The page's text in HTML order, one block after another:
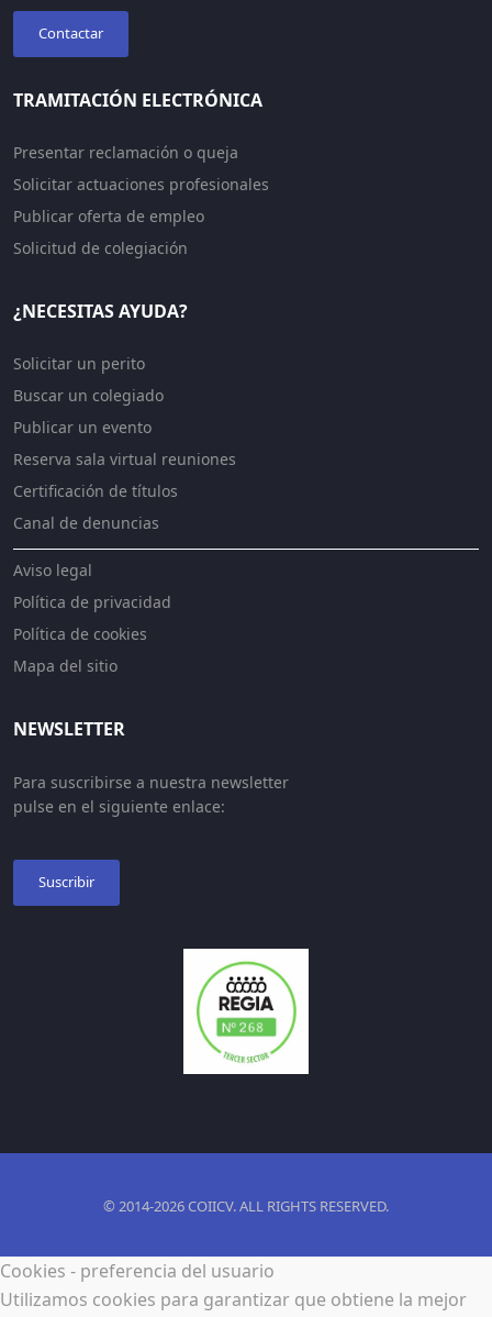
Contactar
TRAMITACIÓN ELECTRÓNICA
Presentar reclamación o queja
Solicitar actuaciones profesionales
Publicar oferta de empleo
Solicitud de colegiación
¿NECESITAS AYUDA?
Solicitar un perito
Buscar un colegiado
Publicar un evento
Reserva sala virtual reuniones
Certificación de títulos
Canal de denuncias
Aviso legal
Política de privacidad
Política de cookies
Mapa del sitio
NEWSLETTER
Para suscribirse a nuestra newsletter
pulse en el siguiente enlace:
Suscribir
© 2014-2026 COIICV. ALL RIGHTS RESERVED.
Cookies - preferencia del usuario
Utilizamos cookies para garantizar que obtiene la mejor